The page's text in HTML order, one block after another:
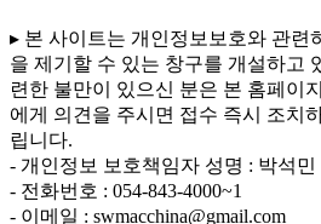
▸ 본 사이트는 개인정보보호와 관련
을 제기할 수 있는 창구를 개설하고
련한 불만이 있으신 분은 본 홈페이
에게 의견을 주시면 접수 즉시 조치
립니다.
- 개인정보 보호책임자 성명 : 박석민
- 전화번호 : 054-843-4000~1
- 이메일 : swmacchina@gmail.com